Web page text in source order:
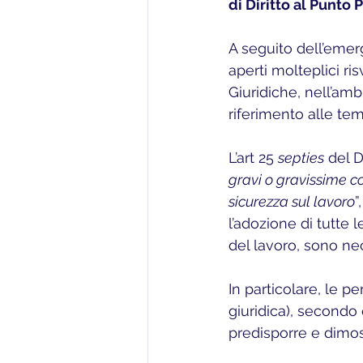
di Diritto al Punto
A seguito
aperti molteplici
Giuridiche,
riferimento alle
L’art 25 septies del
gravi o gravissime
sicurezza sul lavoro
l’adozione di tutte
del lavoro, sono
In particolare, le
giuridica), secondo
predisporre e